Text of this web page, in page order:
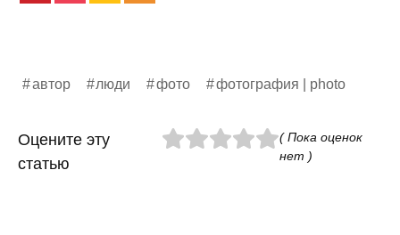
автор люди фото фотография | photo
Оцените эту
статью
( Пока оценок
нет )